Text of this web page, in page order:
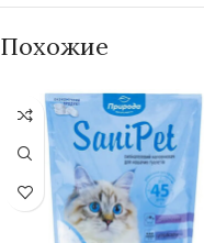
Похожие